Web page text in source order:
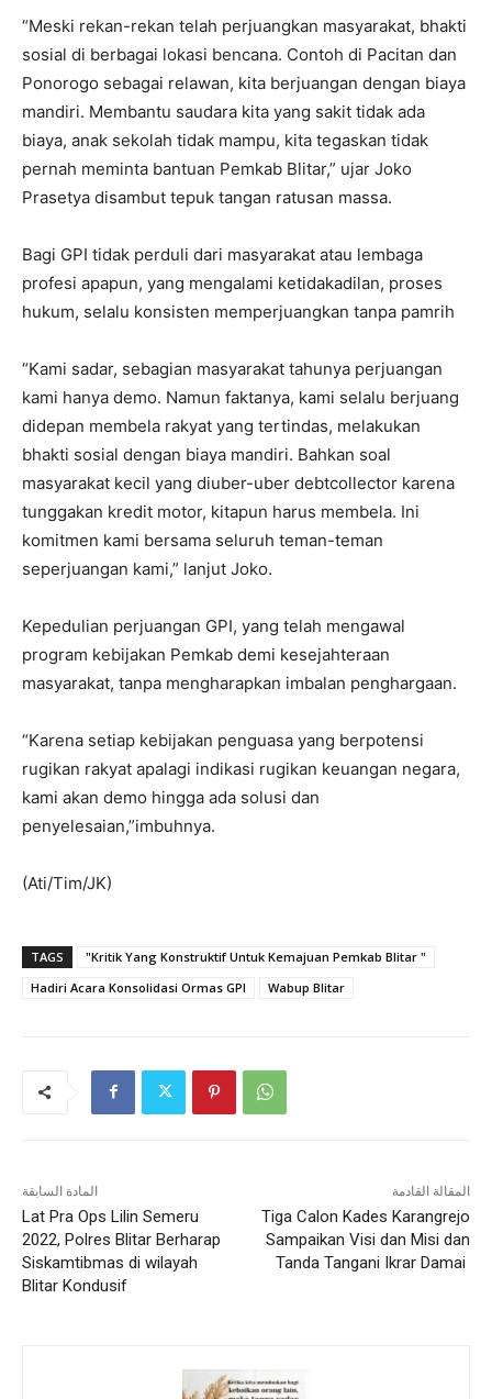
“Meski rekan-rekan telah perjuangkan masyarakat, bhakti
sosial di berbagai lokasi bencana. Contoh di Pacitan dan
Ponorogo sebagai relawan, kita berjuangan dengan biaya
mandiri. Membantu saudara kita yang sakit tidak ada
biaya, anak sekolah tidak mampu, kita tegaskan tidak
pernah meminta bantuan Pemkab Blitar,” ujar Joko
Prasetya disambut tepuk tangan ratusan massa.
Bagi GPI tidak perduli dari masyarakat atau lembaga
profesi apapun, yang mengalami ketidakadilan, proses
hukum, selalu konsisten memperjuangkan tanpa pamrih
“Kami sadar, sebagian masyarakat tahunya perjuangan
kami hanya demo. Namun faktanya, kami selalu berjuang
didepan membela rakyat yang tertindas, melakukan
bhakti sosial dengan biaya mandiri. Bahkan soal
masyarakat kecil yang diuber-uber debtcollector karena
tunggakan kredit motor, kitapun harus membela. Ini
komitmen kami bersama seluruh teman-teman
seperjuangan kami,” lanjut Joko.
Kepedulian perjuangan GPI, yang telah mengawal
program kebijakan Pemkab demi kesejahteraan
masyarakat, tanpa mengharapkan imbalan penghargaan.
“Karena setiap kebijakan penguasa yang berpotensi
rugikan rakyat apalagi indikasi rugikan keuangan negara,
kami akan demo hingga ada solusi dan
penyelesaian,”imbuhnya.
(Ati/Tim/JK)
TAGS
"Kritik Yang Konstruktif Untuk Kemajuan Pemkab Blitar "
Hadiri Acara Konsolidasi Ormas GPI
Wabup Blitar
المادة السابقة
Lat Pra Ops Lilin Semeru
2022, Polres Blitar Berharap
Siskamtibmas di wilayah
Blitar Kondusif
المقالة القادمة
Tiga Calon Kades Karangrejo
Sampaikan Visi dan Misi dan
Tanda Tangani Ikrar Damai